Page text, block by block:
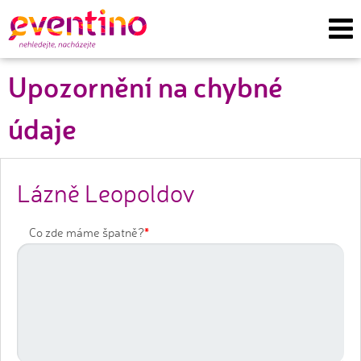
Upozornění na chybné
údaje
Lázně Leopoldov
Co zde máme špatně?*